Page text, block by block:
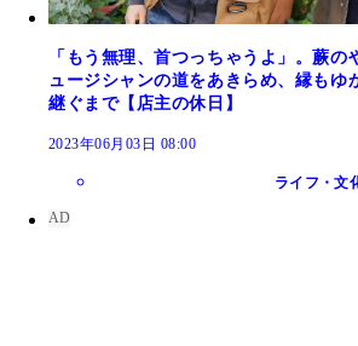
「もう無理、首つっちゃうよ」。蕨の
ュージシャンの道をあきらめ、縁もゆ
継ぐまで【店主の休日】
2023年06月03日 08:00
ライフ・文